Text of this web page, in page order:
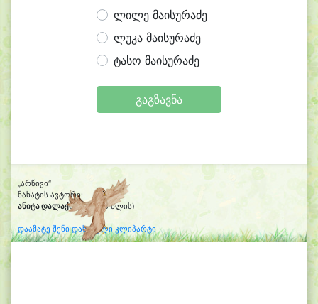
ლილე მაისურაძე
ლუკა მაისურაძე
ტასო მაისურაძე
გაგზავნა
„არწივი“
ნახატის ავტორი:
ანიტა დალაქიშვილი(8 წლის)
დაამატე შენი დახატული კლიპარტი